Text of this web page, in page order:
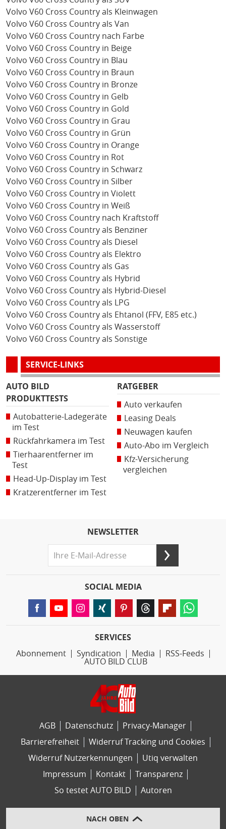
Volvo V60 Cross Country als Kleinwagen
Volvo V60 Cross Country als Van
Volvo V60 Cross Country nach Farbe
Volvo V60 Cross Country in Beige
Volvo V60 Cross Country in Blau
Volvo V60 Cross Country in Braun
Volvo V60 Cross Country in Bronze
Volvo V60 Cross Country in Gelb
Volvo V60 Cross Country in Gold
Volvo V60 Cross Country in Grau
Volvo V60 Cross Country in Grün
Volvo V60 Cross Country in Orange
Volvo V60 Cross Country in Rot
Volvo V60 Cross Country in Schwarz
Volvo V60 Cross Country in Silber
Volvo V60 Cross Country in Violett
Volvo V60 Cross Country in Weiß
Volvo V60 Cross Country nach Kraftstoff
Volvo V60 Cross Country als Benziner
Volvo V60 Cross Country als Diesel
Volvo V60 Cross Country als Elektro
Volvo V60 Cross Country als Gas
Volvo V60 Cross Country als Hybrid
Volvo V60 Cross Country als Hybrid-Diesel
Volvo V60 Cross Country als LPG
Volvo V60 Cross Country als Ehtanol (FFV, E85 etc.)
Volvo V60 Cross Country als Wasserstoff
Volvo V60 Cross Country als Sonstige
SERVICE-LINKS
AUTO BILD
PRODUKTTESTS
Autobatterie-Ladegeräte
im Test
Rückfahrkamera im Test
Tierhaarentferner im
Test
Head-Up-Display im Test
Kratzerentferner im Test
RATGEBER
Auto verkaufen
Leasing Deals
Neuwagen kaufen
Auto-Abo im Vergleich
Kfz-Versicherung
vergleichen
NEWSLETTER
SOCIAL MEDIA
SERVICES
Abonnement
Syndication Media
RSS-Feeds
AUTO BILD CLUB
AGB Datenschutz
Privacy-Manager
Barrierefreiheit
Widerruf Tracking und Cookies
Widerruf Nutzerkennungen
Utiq verwalten
Impressum
Kontakt
Transparenz
So testet AUTO BILD
Autoren
NACH OBEN